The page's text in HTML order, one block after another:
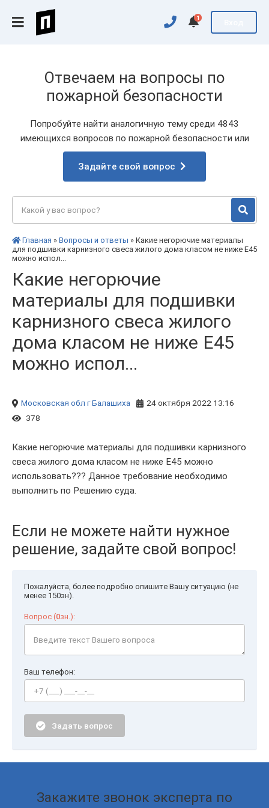
1
Отвечаем на вопросы по
пожарной безопасности
Попробуйте найти аналогичную тему среди 4843
имеющихся вопросов по пожарной безопасности или
Задайте свой вопрос
Главная » Вопросы и ответы » Какие негорючие материалы
для подшивки карнизного свеса жилого дома класом не ниже Е45
можно испол...
Какие негорючие
материалы для подшивки
карнизного свеса жилого
дома класом не ниже Е45
можно испол...
Московская обл г Балашиха
24 октября 2022 13:16
378
Какие негорючие материалы для подшивки карнизного
свеса жилого дома класом не ниже Е45 можно
использовать??? Данное требование необходимо
выполнить по Решению суда.
Если не можете найти нужное
решение, задайте свой вопрос!
Пожалуйста, более подробно опишите Вашу ситуацию (не
менее 150зн).
Вопрос (0зн.):
Ваш телефон:
Задать вопрос
Закажите звонок эксперта по